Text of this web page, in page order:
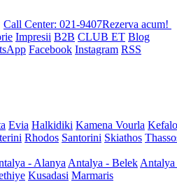
Call Center: 021-9407Rezerva acum!
Impresii B2B CLUB ET Blog
Facebook Instagram RSS
Evia Halkidiki Kamena Vourla
Rhodos Santorini Skiathos
- Alanya Antalya - Belek
Kusadasi Marmaris